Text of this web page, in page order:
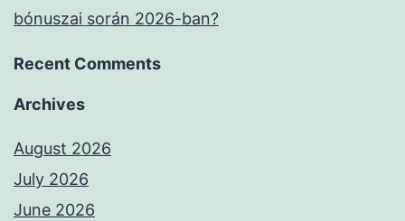
bónuszai során 2026-ban?
Recent Comments
Archives
August 2026
July 2026
June 2026